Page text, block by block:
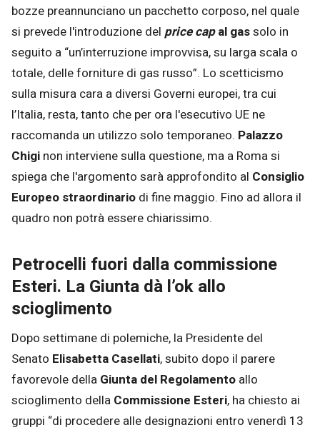
bozze preannunciano un pacchetto corposo, nel quale
si prevede l'introduzione del price capal gassolo in
seguito a “un’interruzione improvvisa, su larga scala o
totale, delle forniture di gas russo”. Lo scetticismo
sulla misura cara a diversi Governi europei, tra cui
l’Italia, resta, tanto che per ora l'esecutivo UE ne
raccomanda un utilizzo solo temporaneo. Palazzo
Chigi non interviene sulla questione, ma a Roma si
spiega che l'argomento sarà approfondito al Consiglio
Europeo straordinario di fine maggio. Fino ad allora il
quadro non potrà essere chiarissimo.
Petrocelli fuori dalla commissione
Esteri. La Giunta dà l’ok allo
scioglimento
Dopo settimane di polemiche, la Presidente del
Senato Elisabetta Casellati, subito dopo il parere
favorevole della Giunta del Regolamento allo
scioglimento della Commissione Esteri, ha chiesto ai
gruppi “di procedere alle designazioni entro venerdì 13